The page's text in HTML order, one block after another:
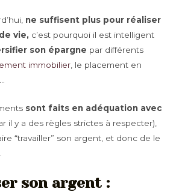
ne suffisent plus pour réaliser
vie, c’est pourquoi il est intelligent
son épargne par différents
immobilier , le placement en
sont faits en adéquation avec
il y a des règles strictes à respecter),
“travailler” son argent, et donc de le
son argent :